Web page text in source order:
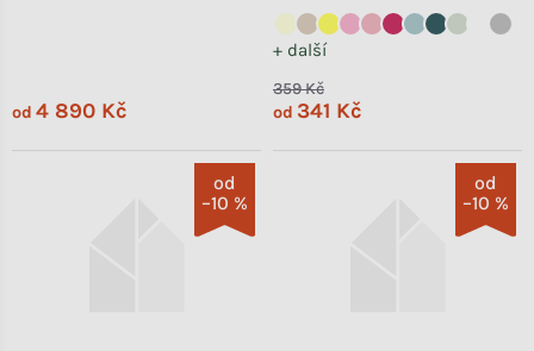
od 4 890 Kč
+ další
359 Kč
od 341 Kč
od
–10 %
od
–10 %